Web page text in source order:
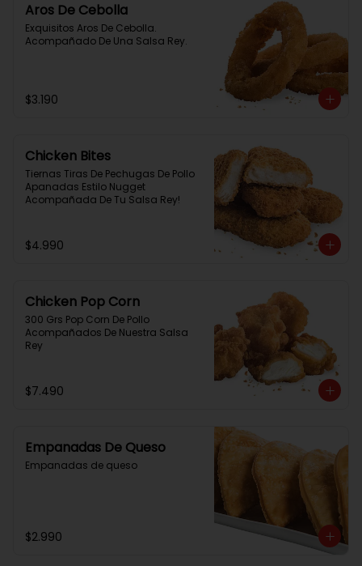
Aros De Cebolla
Exquisitos Aros De Cebolla.
Acompañado De Una Salsa Rey.
$3.190
Chicken Bites
Tiernas Tiras De Pechugas De Pollo
Apanadas Estilo Nugget
Acompañada De Tu Salsa Rey!
$4.990
Chicken Pop Corn
300 Grs Pop Corn De Pollo
Acompañados De Nuestra Salsa
Rey
$7.490
Empanadas De Queso
Empanadas de queso
$2.990